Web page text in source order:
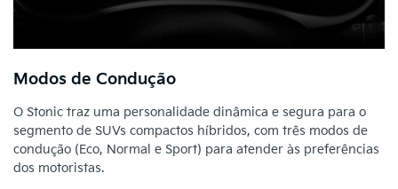
Modos de Condução
O Stonic traz uma personalidade dinâmica e segura para o
segmento de SUVs compactos híbridos, com três modos de
condução (Eco, Normal e Sport) para atender às preferências
dos motoristas.